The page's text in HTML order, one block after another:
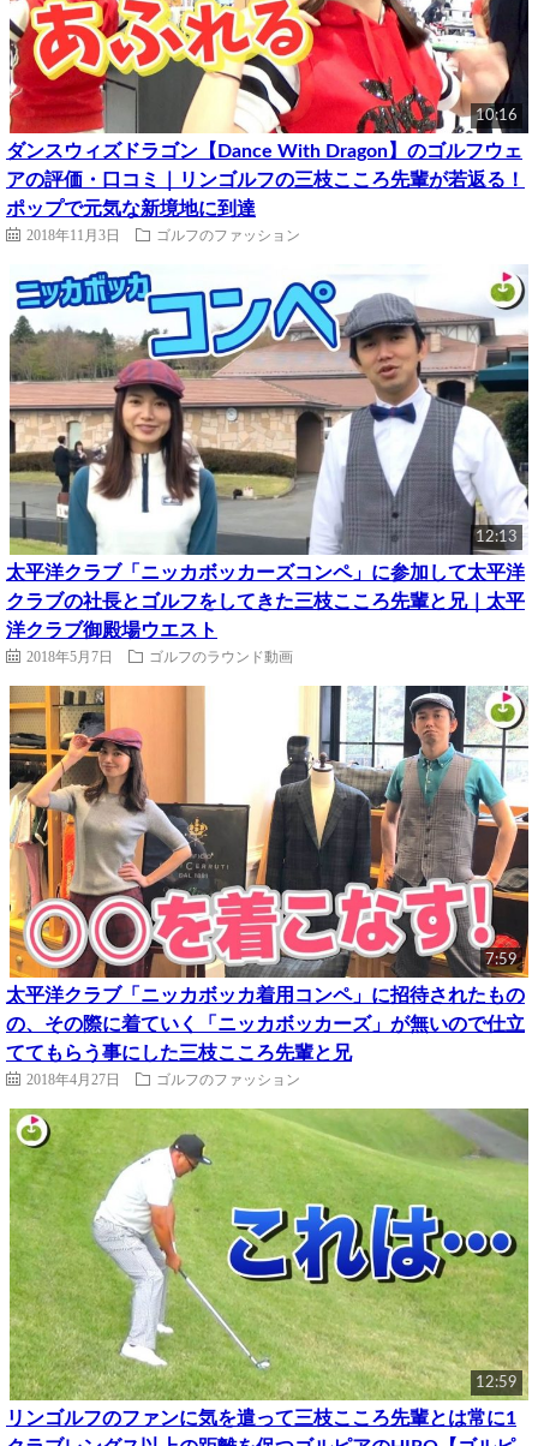
10:16
ダンスウィズドラゴン【Dance With Dragon】のゴルフウェ
アの評価・口コミ｜リンゴルフの三枝こころ先輩が若返る！
ポップで元気な新境地に到達
2018年11月3日 ゴルフのファッション
12:13
太平洋クラブ「ニッカボッカーズコンペ」に参加して太平洋
クラブの社長とゴルフをしてきた三枝こころ先輩と兄｜太平
洋クラブ御殿場ウエスト
2018年5月7日 ゴルフのラウンド動画
7:59
太平洋クラブ「ニッカボッカ着用コンペ」に招待されたもの
の、その際に着ていく「ニッカボッカーズ」が無いので仕立
ててもらう事にした三枝こころ先輩と兄
2018年4月27日 ゴルフのファッション
12:59
リンゴルフのファンに気を遣って三枝こころ先輩とは常に1